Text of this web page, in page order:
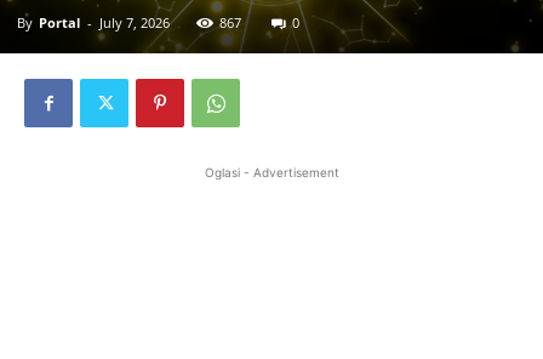
By Portal - July 7, 2026 867 0
Oglasi - Advertisement